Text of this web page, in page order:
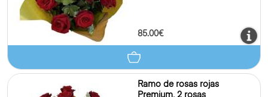
85.00€
Ramo de rosas rojas
Premium, 2 rosas